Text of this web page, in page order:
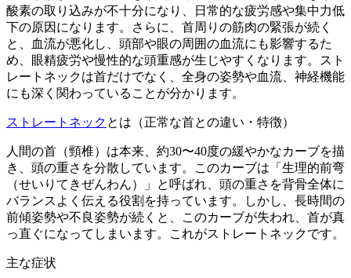
酸素の取り込みが不十分になり、日常的な疲労感や集中力低
下の原因になります。さらに、首周りの筋肉の緊張が続く
と、血流が悪化し、頭部や眼の周囲の血流にも影響するた
め、眼精疲労や慢性的な頭重感が生じやすくなります。スト
レートネックは首だけでなく、全身の姿勢や血流、神経機能
にも深く関わっていることが分かります。
ストレートネック とは（正常な首との違い・特徴）
人間の首（頸椎）は本来、約30〜40度の緩やかなカーブを描
き、頭の重さを分散しています。このカーブは「生理的前弯
（せいりてきぜんわん）」と呼ばれ、頭の重さを背骨全体に
バランスよく伝える役割を持っています。しかし、長時間の
前傾姿勢や不良姿勢が続くと、このカーブが失われ、首が真
っ直ぐになってしまいます。これがストレートネックです。
主な症状